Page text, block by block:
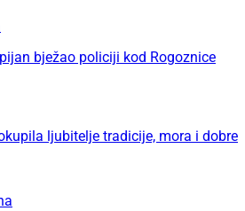
bježao policiji kod Rogoznice
ljubitelje tradicije, mora i dobre